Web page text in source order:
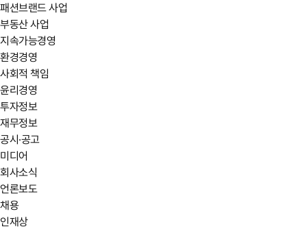
패션브랜드 사업
부동산 사업
지속가능경영
환경경영
사회적 책임
윤리경영
투자정보
재무정보
공시·공고
미디어
회사소식
언론보도
채용
인재상